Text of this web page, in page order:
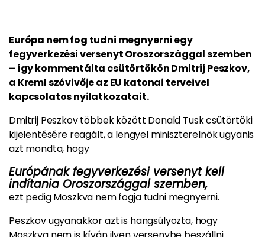
Európa nem fog tudni megnyerni egy
fegyverkezési versenyt Oroszországgal szemben
– így kommentálta csütörtökön Dmitrij Peszkov,
a Kreml szóvivője az EU katonai terveivel
kapcsolatos nyilatkozatait.
Dmitrij Peszkov többek között Donald Tusk csütörtöki
kijelentésére reagált, a lengyel miniszterelnök ugyanis
azt mondta, hogy
Európának fegyverkezési versenyt kell
indítania Oroszországgal szemben,
ezt pedig Moszkva nem fogja tudni megnyerni.
Peszkov ugyanakkor azt is hangsúlyozta, hogy